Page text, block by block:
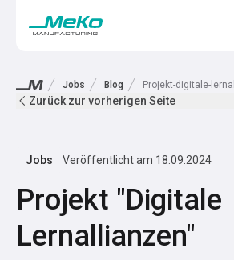
Jobs Blog Projekt-digitale-
Zurück zur vorherigen Seite
Jobs Veröffentlicht am 18.09.2024
Projekt "Digitale
Lernallianzen"